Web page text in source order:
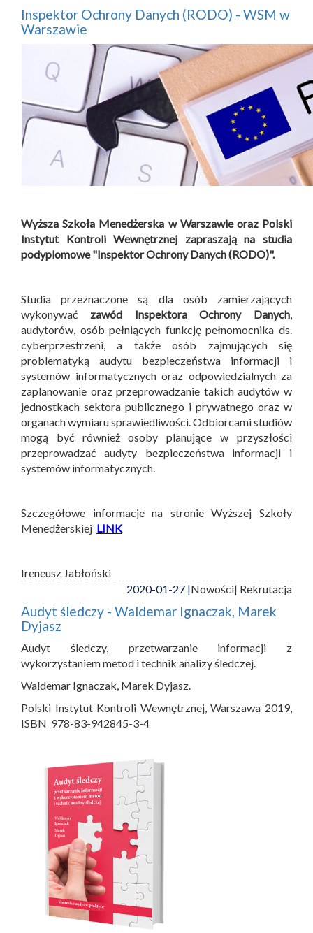
Inspektor Ochrony Danych (RODO) - WSM w
Warszawie
Wyższa Szkoła Menedżerska w Warszawie oraz Polski
Instytut Kontroli Wewnętrznej zapraszają na studia
podyplomowe "Inspektor Ochrony Danych (RODO)".
Studia przeznaczone są dla osób zamierzających
wykonywać zawód Inspektora Ochrony Danych
audytorów, osób pełniących funkcję pełnomocnika ds.
cyberprzestrzeni, a także osób zajmujących się
problematyką audytu bezpieczeństwa informacji i
systemów informatycznych oraz odpowiedzialnych za
zaplanowanie oraz przeprowadzanie takich audytów w
jednostkach sektora publicznego i prywatnego oraz w
organach wymiaru sprawiedliwości. Odbiorcami studiów
mogą być również osoby planujące w przyszłości
przeprowadzać audyty bezpieczeństwa informacji i
systemów informatycznych.
Szczegółowe informacje na stronie Wyższej Szkoły
Menedżerskiej LINK
Ireneusz Jabłoński
2020-01-27 |Nowości| Rekrutacja
Audyt śledczy - Waldemar Ignaczak, Marek
Dyjasz
Audyt śledczy, przetwarzanie informacji z
wykorzystaniem metod i technik analizy śledczej.
Waldemar Ignaczak, Marek Dyjasz.
Polski Instytut Kontroli Wewnętrznej, Warszawa 2019,
ISBN 978-83-942845-3-4